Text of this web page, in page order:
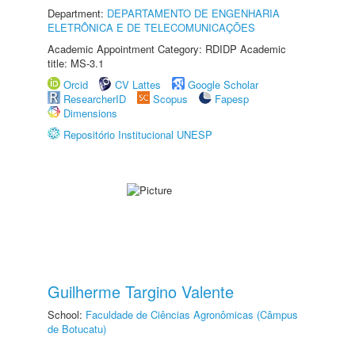
Department: DEPARTAMENTO DE ENGENHARIA
ELETRÔNICA E DE TELECOMUNICAÇÕES
Academic Appointment Category: RDIDP Academic
title: MS-3.1
Orcid
CV Lattes
Google Scholar
ResearcherID
Scopus
Fapesp
Dimensions
Repositório Institucional UNESP
Guilherme Targino Valente
School: Faculdade de Ciências Agronômicas (Câmpus
de Botucatu)